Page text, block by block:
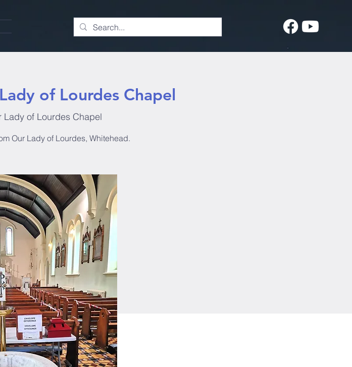
of Lourdes Chapel
Lady of Lourdes Chapel
Our Lady of Lourdes, Whitehead.